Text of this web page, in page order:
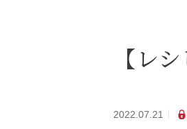
【レ
2022.07.21